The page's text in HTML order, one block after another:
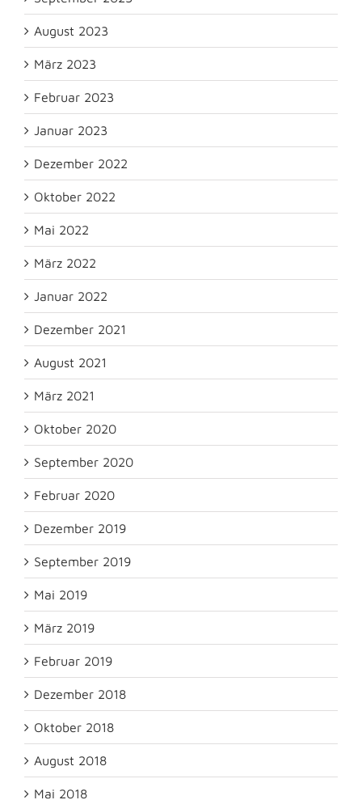
August 2023
März 2023
Februar 2023
Januar 2023
Dezember 2022
Oktober 2022
Mai 2022
März 2022
Januar 2022
Dezember 2021
August 2021
März 2021
Oktober 2020
September 2020
Februar 2020
Dezember 2019
September 2019
Mai 2019
März 2019
Februar 2019
Dezember 2018
Oktober 2018
August 2018
Mai 2018